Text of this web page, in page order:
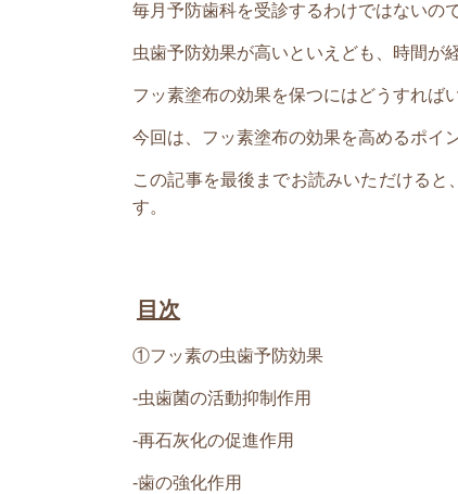
毎月予防歯科を受診するわけではないの
虫歯予防効果が高いといえども、時間が
フッ素塗布の効果を保つにはどうすれば
今回は、フッ素塗布の効果を高めるポイ
この記事を最後までお読みいただける
す。
目次
①フッ素の虫歯予防効果
-虫歯菌の活動抑制作用
-再石灰化の促進作用
-歯の強化作用